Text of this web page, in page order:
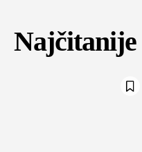
Najčitanije